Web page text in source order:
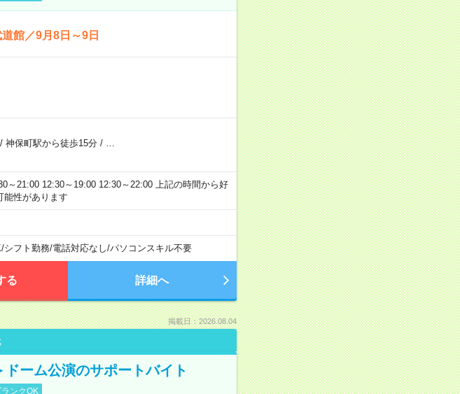
館／9月8日～9日
神保町駅から徒歩15分/
～21:00 12:30～19:00 12:30～22:00 上記の時間から好
性があります
/シフト勤務/電話対応なし/パソコンスキル不要
る 詳細へ
掲載日：2026.08.04
ーム公演のサポートバイト
ランクOK